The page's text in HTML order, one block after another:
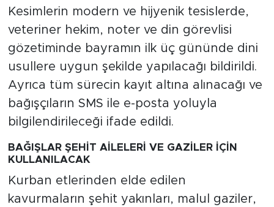
Kesimlerin modern ve hijyenik tesislerde,
veteriner hekim, noter ve din görevlisi
gözetiminde bayramın ilk üç gününde dini
usullere uygun şekilde yapılacağı bildirildi.
Ayrıca tüm sürecin kayıt altına alınacağı ve
bağışçıların SMS ile e-posta yoluyla
bilgilendirileceği ifade edildi.
BAĞIŞLAR ŞEHİT AİLELERİ VE GAZİLER İÇİN
KULLANILACAK
Kurban etlerinden elde edilen
kavurmaların şehit yakınları, malul gaziler,